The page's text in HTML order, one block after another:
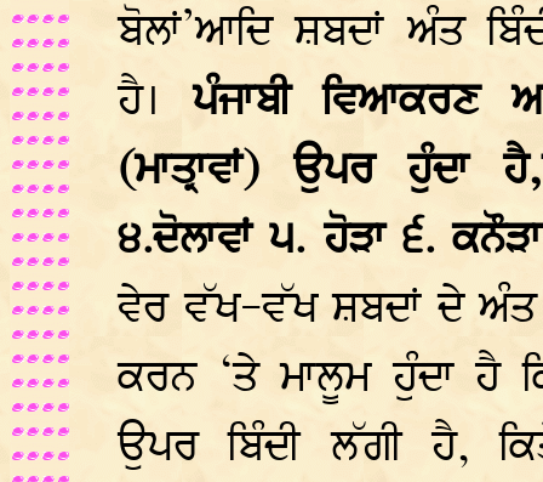
ਬੋਲਾਂ’ਆਦਿ ਸ਼ਬਦਾਂ ਅੰਤ
ਹੈ।ਪੰਜਾਬੀ ਵਿਆਕਰਣ
(ਮਾਤ੍ਰਾਵਾਂ) ਉਪਰ ਹੁੰਦਾ
੪.ਦੋਲਾਵਾਂ ੫. ਹੋੜਾ ੬.
ਵੇਰ ਵੱਖ-ਵੱਖ ਸ਼ਬਦਾਂ ਦੇ ਅੰਤ
ਕਰਨ ‘ਤੇ ਮਾਲੂਮ ਹੁੰਦਾ ਹੈ
ਉਪਰ ਬਿੰਦੀ ਲੱਗੀ ਹੈ,